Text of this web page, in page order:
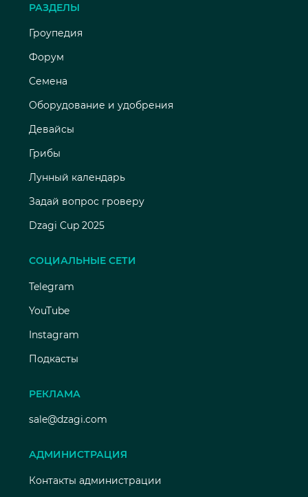
РАЗДЕЛЫ
Гроупедия
Форум
Семена
Оборудование и удобрения
Девайсы
Грибы
Лунный календарь
Задай вопрос гроверу
Dzagi Cup 2025
СОЦИАЛЬНЫЕ СЕТИ
Telegram
YouTube
Instagram
Подкасты
РЕКЛАМА
sale@dzagi.com
АДМИНИСТРАЦИЯ
Контакты администрации